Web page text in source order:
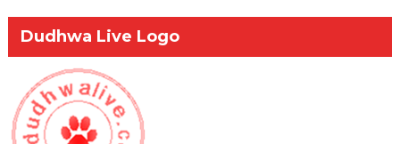
Dudhwa Live Logo